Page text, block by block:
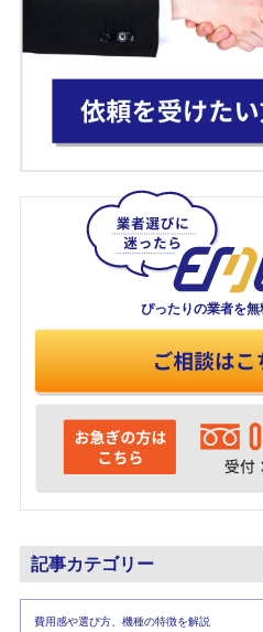
ぴったりの業者を無
記事カテゴリー
費用感や選び方、機種の特徴を解説